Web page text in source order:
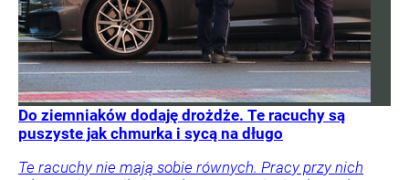
Do ziemniaków dodaję drożdże. Te racuchy są
puszyste jak chmurka i sycą na długo
Te racuchy nie mają sobie równych. Pracy przy nich